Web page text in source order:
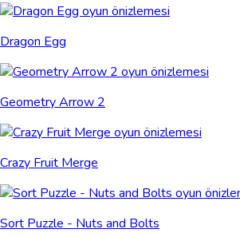
Dragon Egg
Geometry Arrow 2
Crazy Fruit Merge
Sort Puzzle - Nuts and Bolts